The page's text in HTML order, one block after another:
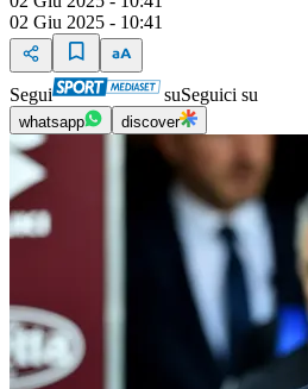
02 Giu 2025 - 10:41
Segui suSeguici su
whatsapp discover